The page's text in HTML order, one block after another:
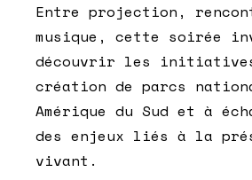
Entre projection,
musique, cette soirée
découvrir les
création de parcs
Amérique du Sud et à
des enjeux liés à la
vivant.